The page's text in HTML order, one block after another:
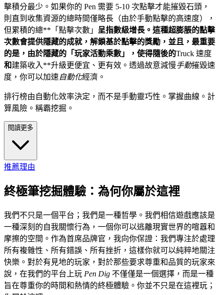
擊積分最少。如果你的 Pen 需要 5-10 次點擊才能摧毀石頭，
則直到收集資源的總時間僅略長（由於手動點擊的高速度），
但累積的總**「點擊次數」 呈指數級增長。這種超膨脹的點擊
次數會提供隱藏的成就，解鎖基於點擊的獎勵，並且，最重要
的是，由於隱藏的「玩家活動乘數」，使得隨後的Truck 速度
和建築收入**升級更便宜、更有效。透過故意減慢手動摧毀速
度，你可以加速自動化經濟。
排行榜由自動化效率決定，而不是手動靈巧性。掌握曲線。計
算風險。稱霸挖掘。
閱讀更多
推薦理由
終極筆挖掘體驗：為何你屬於這裡
我們不只是一個平台；我們是一種哲學。我們相信遊戲應該是
一種深刻的自我關懷行為，一個你可以逃離現實世界的喧囂和
摩擦的空間。作為首席品牌官，我向你保證：我們專注於處理
所有複雜性、所有錯誤、所有挫折，這樣你就可以純粹地關注
快樂。對於有見地的玩家，對於那些要求尊重和品質的玩家來
說，在我們的平台上玩 Pen Dig 不僅僅是一個選擇，而是一種
旨在尊重你的時間和熱情的終極體驗。你並不只是在這裡玩；